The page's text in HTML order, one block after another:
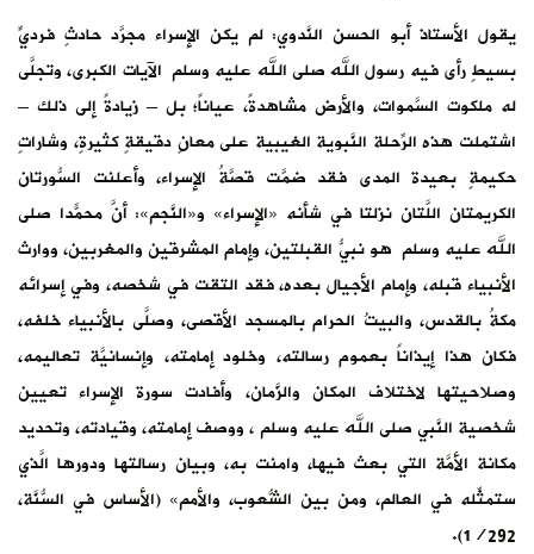
يقول الأستاذ أبو الحسن النَّدوي: لم يكن الإسراء مجرَّد حادثٍ فرديٍّ
بسيطٍ رأى فيه رسول الله صلى الله عليه وسلم الآيات الكبرى، وتجلَّى
له ملكوت السَّموات، والأرض مشاهدةً، عياناً؛ بل – زيادةً إلى ذلك –
اشتملت هذه الرِّحلة النَّبوية الغيبية على معانٍ دقيقةٍ كثيرةٍ، وشاراتٍ
حكيمةٍ بعيدة المدى فقد ضمَّت قصَّةُ الإسراء، وأعلنت السُّورتان
الكريمتان اللَّتان نزلتا في شأنه «الإسراء» و«النَّجم»: أنَّ محمّداً صلى
الله عليه وسلم هو نبيُّ القبلتين، وإمام المشرقين والمغربين، ووارث
الأنبياء قبله، وإمام الأجيال بعده، فقد التقت في شخصه، وفي إسرائه
مكةُ بالقدس، والبيتُ الحرام بالمسجد الأقصى، وصلَّى بالأنبياء خلفه،
فكان هذا إيذاناً بعموم رسالته، وخلود إمامته، وإنسانيَّة تعاليمه،
وصلاحيتها لاختلاف المكان والزَّمان، وأفادت سورة الإسراء تعيين
شخصية النَّبي صلى الله عليه وسلم ، ووصف إمامته، وقيادته، وتحديد
مكانة الأمَّة التي بعث فيها، وامنت به، وبيان رسالتها ودورها الَّذي
ستمثِّله في العالم، ومن بين الشُّعوب، والأمم» (الأساس في السُّنَّة،
1/292).